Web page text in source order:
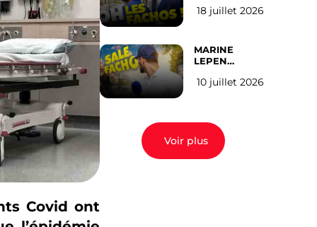
Covid ont
(les gauchistes
18 juillet 2026
MARINE
LEPEN
EN 2027 : l’avis
10 juillet 2026
Voir plus